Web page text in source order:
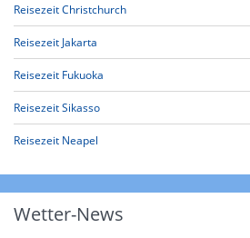
Reisezeit Christchurch
Reisezeit Jakarta
Reisezeit Fukuoka
Reisezeit Sikasso
Reisezeit Neapel
Wetter-News